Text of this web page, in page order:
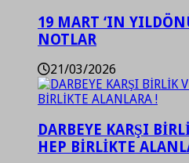
19 MART ‘IN
NOTLAR
21/03/2026
DARBEYE KARŞI
HEP BİRLİKTE